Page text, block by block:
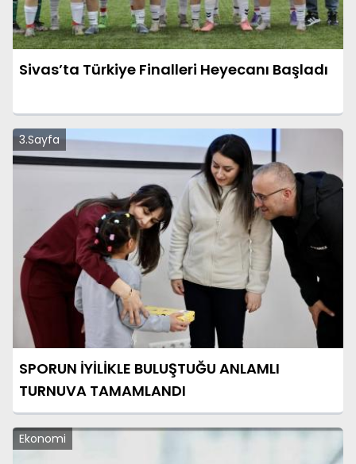
Sivas’ta Türkiye Finalleri Heyecanı Başladı
3.Sayfa
SPORUN İYİLİKLE BULUŞTUĞU ANLAMLI
TURNUVA TAMAMLANDI
Ekonomi